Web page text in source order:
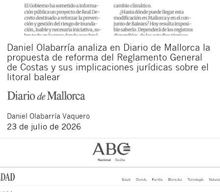
Daniel Olabarría analiza en Diario de Mallorca la
propuesta de reforma del Reglamento General
de Costas y sus implicaciones jurídicas sobre el
litoral balear
Daniel Olabarría Vaquero
23 de julio de 2026